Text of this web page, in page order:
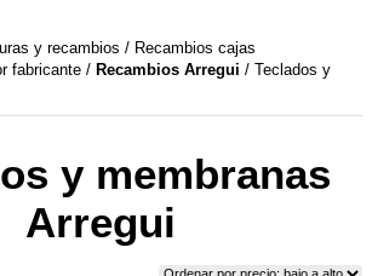
y recambios / Recambios cajas
fabricante / Recambios Arregui / Teclados y
y membranas
Arregui